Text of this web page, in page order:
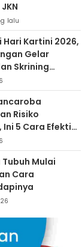
lalu
Hari Kartini 2026,
Gelar
Skrining
Risiko
Ini 5 Cara Efektif
Tubuh Mulai
Cara